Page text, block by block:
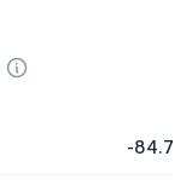
-84.7